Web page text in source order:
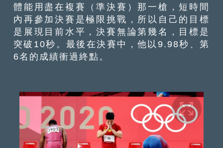
體能用盡在複賽（準決賽）那一槍，短時間
內再參加決賽是極限挑戰，所以自己的目標
是展現目前水平，決賽無論第幾名，目標是
突破10秒。最後在決賽中，他以9.98秒、第
6名的成績衝過終點。